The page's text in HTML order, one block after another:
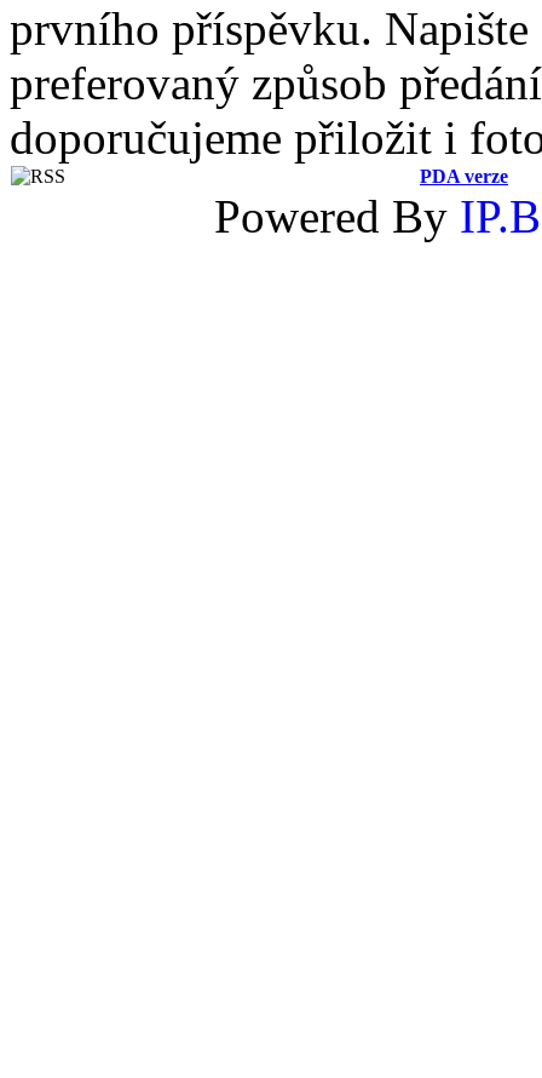
prvního příspěvku.
preferovaný způsob
doporučujeme přiložit i
PDA verze
Powered By